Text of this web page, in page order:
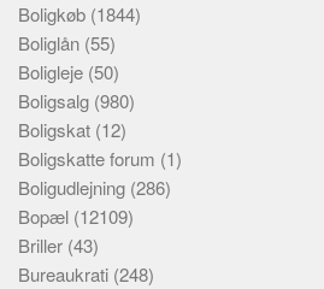
Boligkøb (1844)
Boliglån (55)
Boligleje (50)
Boligsalg (980)
Boligskat (12)
Boligskatte forum (1)
Boligudlejning (286)
Bopæl (12109)
Briller (43)
Bureaukrati (248)